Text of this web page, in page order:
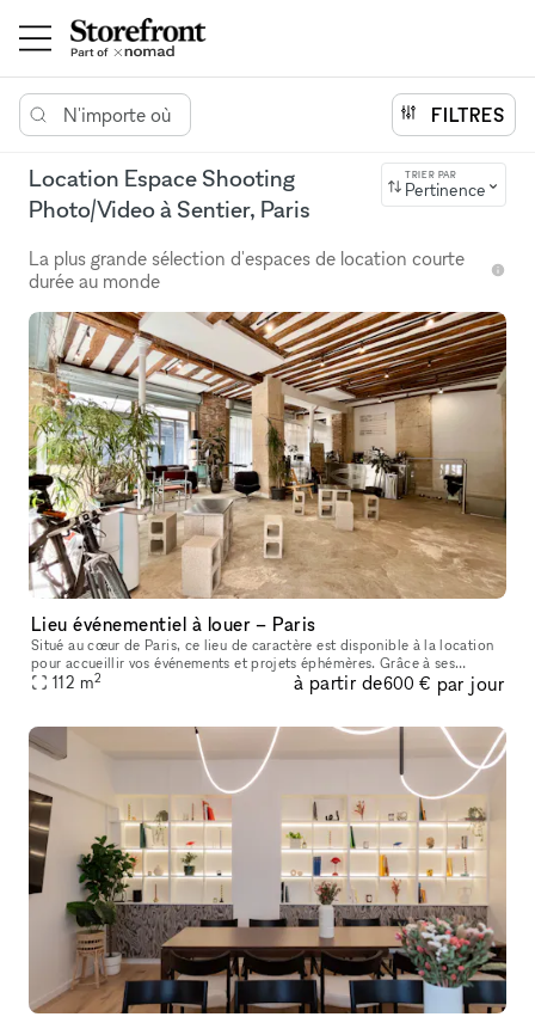
N'importe où FILTRES
Location Espace Shooting
Photo/Video à Sentier, Paris
TRIER PAR
Pertinence
La plus grande sélection d'espaces de location courte
durée au monde
Lieu événementiel à louer – Paris
Situé au cœur de Paris, ce lieu de caractère est disponible à la location
pour accueillir vos événements et projets éphémères. Grâce à ses
grandes vitrines d’angle, sa belle luminosité, ses poutres
112 m2 à partir de600 € par jour